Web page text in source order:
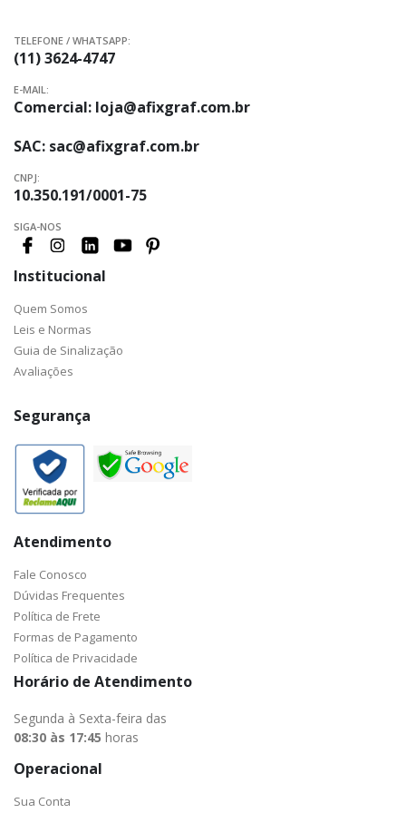
TELEFONE / WHATSAPP:
(11) 3624-4747
E-MAIL:
Comercial: loja@afixgraf.com.br
SAC: sac@afixgraf.com.br
CNPJ:
10.350.191/0001-75
SIGA-NOS
Institucional
Quem Somos
Leis e Normas
Guia de Sinalização
Avaliações
Segurança
Atendimento
Fale Conosco
Dúvidas Frequentes
Política de Frete
Formas de Pagamento
Política de Privacidade
Horário de Atendimento
Segunda à Sexta-feira das
08:30 às 17:45 horas
Operacional
Sua Conta